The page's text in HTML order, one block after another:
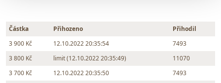
Částka Přihozeno
Přihodil
3 900 Kč
12.10.2022 20:35:54
7493
3 800 Kč
limit (12.10.2022 20:35:49)
11070
3 700 Kč
12.10.2022 20:35:50
7493